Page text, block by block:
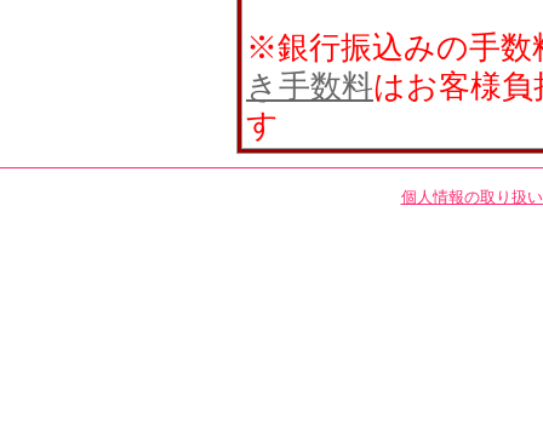
※銀行振込みの手数
き手数料はお客様
す
個人情報の取り扱